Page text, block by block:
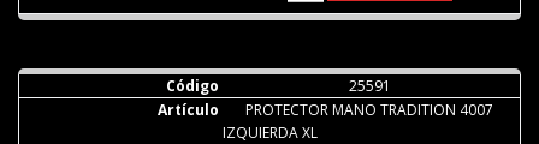
25591
PROTECTOR MANO TRADITION 4007
IZQUIERDA XL